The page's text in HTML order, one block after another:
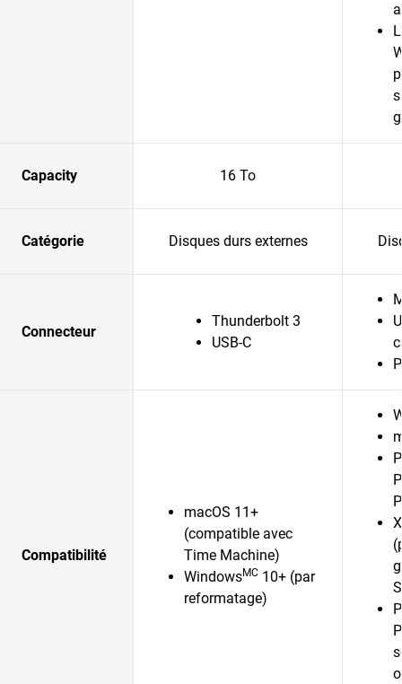
Capacity 16 To
Catégorie Disques durs externes
Connecteur
Thunderbolt 3
USB-C
Compatibilité
macOS 11+
(compatible avec
Time Machine)
WindowsMC 10+ (par
reformatage)